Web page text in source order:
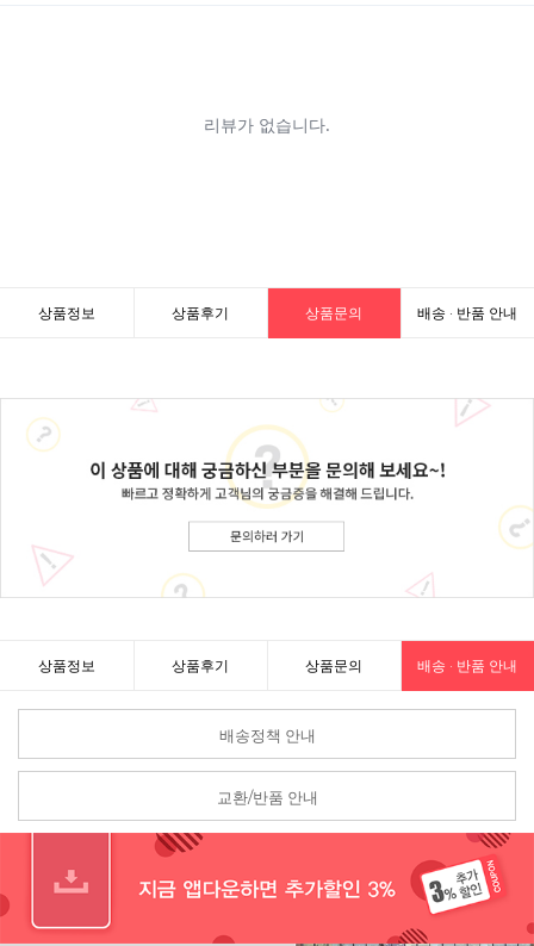
상품정보 상품후기 상품문의 배송 · 반품 안내
상품정보 상품후기 상품문의 배송 · 반품 안내
배송정책 안내
교환/반품 안내